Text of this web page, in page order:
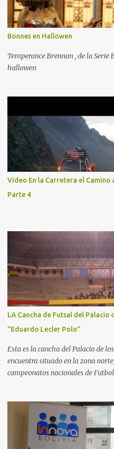
Bonnes en Hallowen
Temperance Brennan , de la Serie
hallowen
Video En la Carretera el Camino
Parte 4
LA Cancha de Futsal del Palacio
"Eduardo Lecler Polo"
Esta es la cancha del Palacio de
encuentra situado en la zona
campeonatos nacionales de